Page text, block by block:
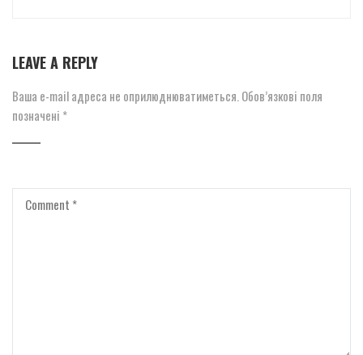
LEAVE A REPLY
Ваша e-mail адреса не оприлюднюватиметься. Обов’язкові поля
позначені *